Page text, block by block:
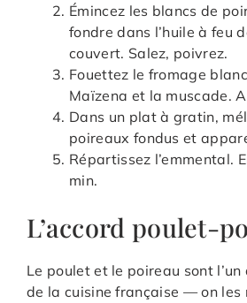
Émincez les blancs de
fondre dans l’huile à feu
couvert. Salez, poivrez.
Fouettez le fromage
Maïzena et la muscade.
Dans un plat à gratin,
poireaux fondus et
Répartissez l’emmental.
min.
L’accord poulet-
Le poulet et le poireau sont
de la cuisine française — on les